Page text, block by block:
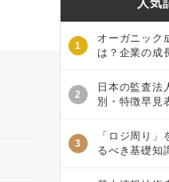
1
オーガニック
は？企業の成
2
日本の監査法
別・特徴早見
3
「ロジ周り
るべき基礎知